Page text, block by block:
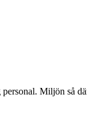
Miljön så